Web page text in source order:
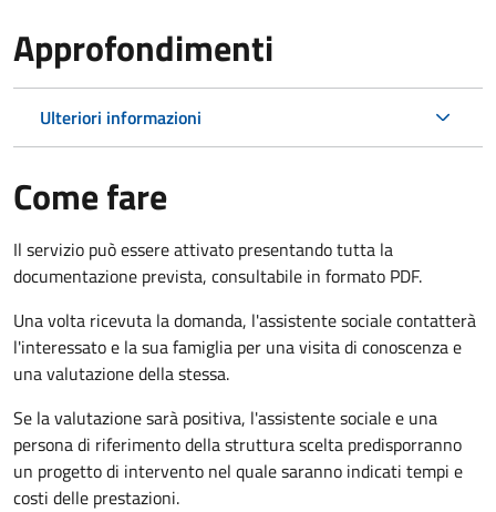
Approfondimenti
Ulteriori informazioni
Come fare
Il servizio può essere attivato presentando tutta la
documentazione prevista, consultabile in formato PDF.
Una volta ricevuta la domanda, l'assistente sociale contatterà
l'interessato e la sua famiglia per una visita di conoscenza e
una valutazione della stessa.
Se la valutazione sarà positiva, l'assistente sociale e una
persona di riferimento della struttura scelta predisporranno
un progetto di intervento nel quale saranno indicati tempi e
costi delle prestazioni.